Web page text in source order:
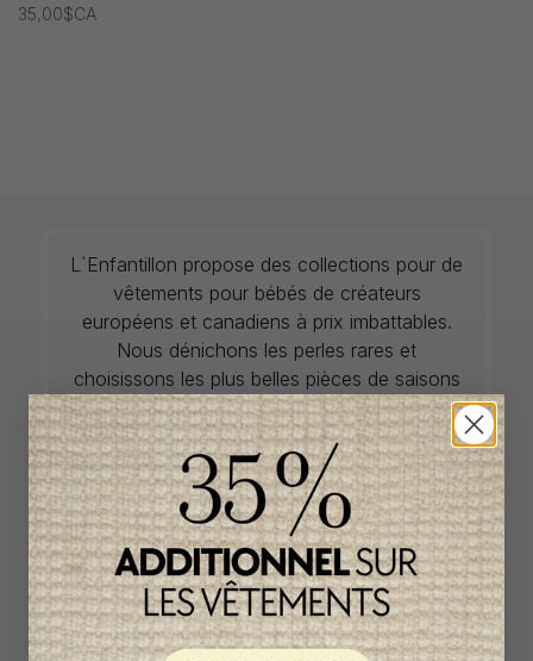
35,00$CA
L`Enfantillon propose des collections pour de
vêtements pour bébés de créateurs
européens et canadiens à prix imbattables.
Nous dénichons les perles rares et
choisissons les plus belles pièces de saisons
en saisons. Si un vêtement vous convient, ne
tardez pas à vous le procurer car la plupart du
temps, les articles offerts ne sont disponibles
que dans une seule taille et en un seul
exemplaire. Profitez de la livraison gratuite au
Canada avec tout achat de 100$ et plus
avant taxes.
ACCÈS RAPIDE